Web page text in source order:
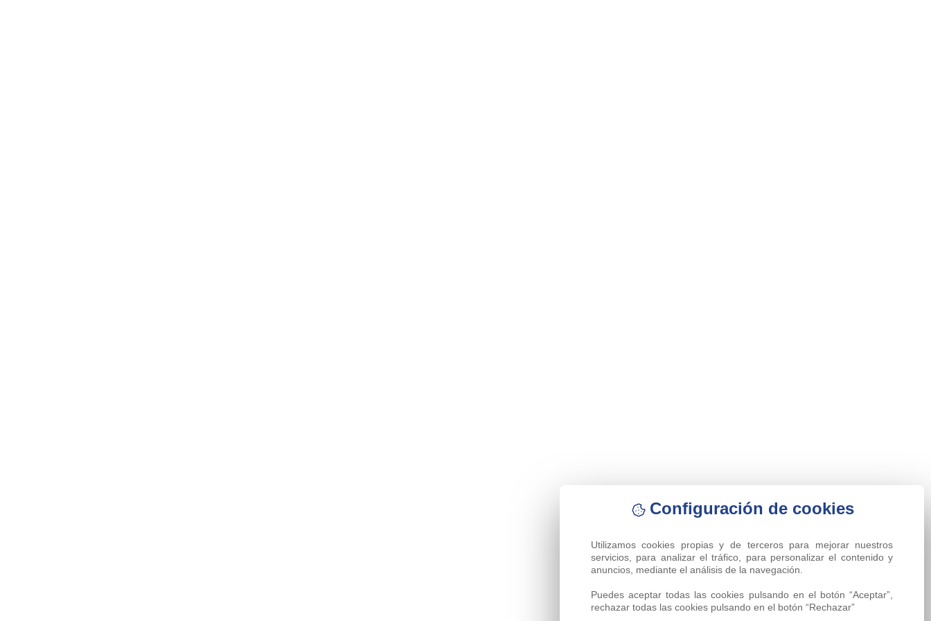
Configuración de cookies
Utilizamos cookies propias y de terceros para mejorar nuestros
servicios, para analizar el tráfico, para personalizar el contenido y
anuncios, mediante el análisis de la navegación.
Puedes aceptar todas las cookies pulsando en el botón “Aceptar”,
rechazar todas las cookies pulsando en el botón “Rechazar”